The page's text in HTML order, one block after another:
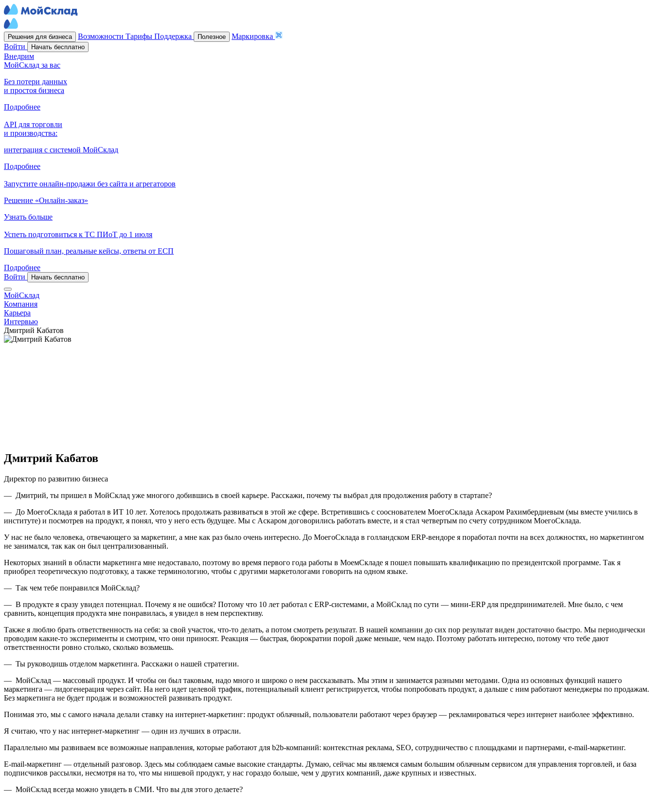
Решения для бизнеса Возможности Тарифы Поддержка Полезное
Маркировка
Войти
Начать бесплатно
Внедрим
МойСклад за вас
Без потери данных
и простоя бизнеса
Подробнее
API для торговли
и производства:
интеграция с системой МойСклад
Подробнее
Запустите онлайн-продажи без сайта и агрегаторов
Решение «Онлайн-заказ»
Узнать больше
Успеть подготовиться к ТС ПИоТ до 1 июля
Пошаговый план, реальные кейсы, ответы от ЕСП
Подробнее
Войти
Начать бесплатно
МойСклад
Компания
Карьера
Интервью
Дмитрий Кабатов
Дмитрий Кабатов
Директор по развитию бизнеса
— Дмитрий, ты пришел в МойСклад уже многого добившись в своей карьере. Расскажи, почему ты выбрал для продолжения работу в стартапе?
— До МоегоСклада я работал в ИТ 10 лет. Хотелось продолжать развиваться в этой же сфере. Встретившись с сооснователем МоегоСклада Аскаром Рахимбердиевым (мы вместе учились в
институте) и посмотрев на продукт, я понял, что у него есть будущее. Мы с Аскаром договорились работать вместе, и я стал четвертым по счету сотрудником МоегоСклада.
У нас не было человека, отвечающего за маркетинг, а мне как раз было очень интересно. До МоегоСклада в голландском ERP-вендоре я поработал почти на всех должностях, но маркетингом
не занимался, так как он был централизованный.
Некоторых знаний в области маркетинга мне недоставало, поэтому во время первого года работы в МоемСкладе я пошел повышать квалификацию по президентской программе. Так я
приобрел теоретическую подготовку, а также терминологию, чтобы с другими маркетологами говорить на одном языке.
— Так чем тебе понравился МойСклад?
— В продукте я сразу увидел потенциал. Почему я не ошибся? Потому что 10 лет работал с ERP-системами, а МойСклад по сути — мини-ERP для предпринимателей. Мне было, с чем
сравнить, концепция продукта мне понравилась, я увидел в нем перспективу.
Также я люблю брать ответственность на себя: за свой участок, что-то делать, а потом смотреть результат. В нашей компании до сих пор результат виден достаточно быстро. Мы периодически
проводим какие-то эксперименты и смотрим, что они приносят. Реакция — быстрая, бюрократии порой даже меньше, чем надо. Поэтому работать интересно, потому что тебе дают
ответственности ровно столько, сколько возьмешь.
— Ты руководишь отделом маркетинга. Расскажи о нашей стратегии.
— МойСклад — массовый продукт. И чтобы он был таковым, надо много и широко о нем рассказывать. Мы этим и занимается разными методами. Одна из основных функций нашего
маркетинга — лидогенерация через сайт. На него идет целевой трафик, потенциальный клиент регистрируется, чтобы попробовать продукт, а дальше с ним работают менеджеры по продажам.
Без маркетинга не будет продаж и возможностей развивать продукт.
Понимая это, мы с самого начала делали ставку на интернет-маркетинг: продукт облачный, пользователи работают через браузер — рекламироваться через интернет наиболее эффективно.
Я считаю, что у нас интернет-маркетинг — один из лучших в отрасли.
Параллельно мы развиваем все возможные направления, которые работают для b2b-компаний: контекстная реклама, SEO, сотрудничество с площадками и партнерами, e-mail-маркетинг.
E-mail-маркетинг — отдельный разговор. Здесь мы соблюдаем самые высокие стандарты. Думаю, сейчас мы являемся самым большим облачным сервисом для управления торговлей, и база
подписчиков рассылки, несмотря на то, что мы нишевой продукт, у нас гораздо больше, чем у других компаний, даже крупных и известных.
— МойСклад всегда можно увидеть в СМИ. Что вы для этого делаете?